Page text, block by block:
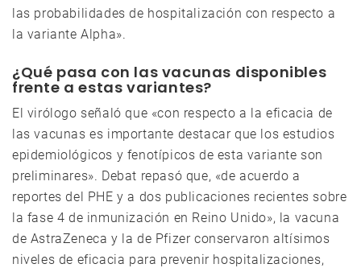
las probabilidades de hospitalización con respecto a
la variante Alpha».
¿Qué pasa con las vacunas disponibles
frente a estas variantes?
El virólogo señaló que «con respecto a la eficacia de
las vacunas es importante destacar que los estudios
epidemiológicos y fenotípicos de esta variante son
preliminares». Debat repasó que, «de acuerdo a
reportes del PHE y a dos publicaciones recientes sobre
la fase 4 de inmunización en Reino Unido», la vacuna
de AstraZeneca y la de Pfizer conservaron altísimos
niveles de eficacia para prevenir hospitalizaciones,